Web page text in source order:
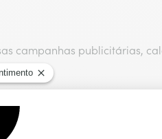
campanhas publicitárias,
de Doubleclick